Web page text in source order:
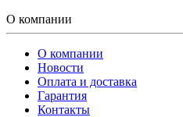
О компании
О компании
Новости
Оплата и доставка
Гарантия
Контакты